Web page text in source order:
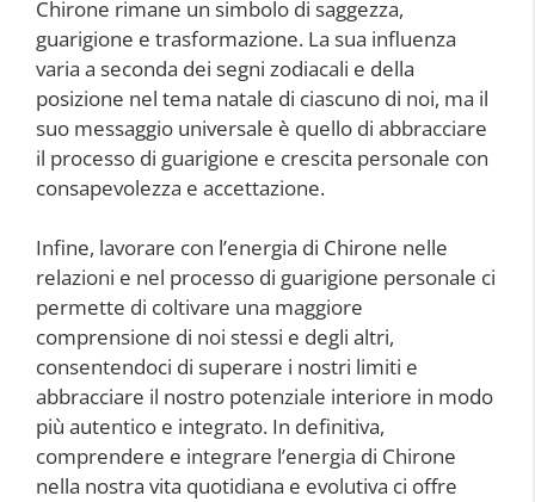
Chirone rimane un simbolo di saggezza,
guarigione e trasformazione. La sua influenza
varia a seconda dei segni zodiacali e della
posizione nel tema natale di ciascuno di noi, ma il
suo messaggio universale è quello di abbracciare
il processo di guarigione e crescita personale con
consapevolezza e accettazione.
Infine, lavorare con l’energia di Chirone nelle
relazioni e nel processo di guarigione personale ci
permette di coltivare una maggiore
comprensione di noi stessi e degli altri,
consentendoci di superare i nostri limiti e
abbracciare il nostro potenziale interiore in modo
più autentico e integrato. In definitiva,
comprendere e integrare l’energia di Chirone
nella nostra vita quotidiana e evolutiva ci offre